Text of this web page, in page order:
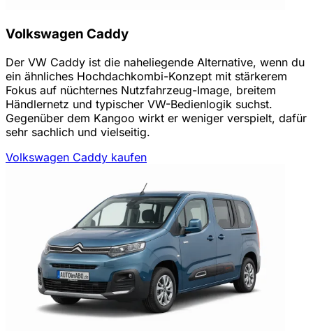
Volkswagen Caddy
Der VW Caddy ist die naheliegende Alternative, wenn du
ein ähnliches Hochdachkombi-Konzept mit stärkerem
Fokus auf nüchternes Nutzfahrzeug-Image, breitem
Händlernetz und typischer VW-Bedienlogik suchst.
Gegenüber dem Kangoo wirkt er weniger verspielt, dafür
sehr sachlich und vielseitig.
Volkswagen Caddy kaufen